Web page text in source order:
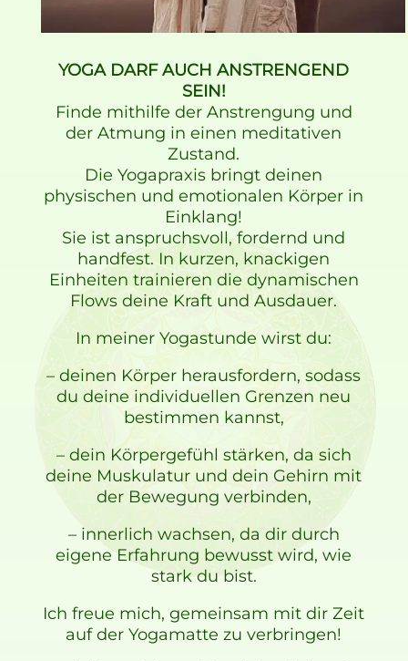
YOGA DARF AUCH ANSTRENGEND
SEIN!
Finde mithilfe der Anstrengung und
der Atmung in einen meditativen
Zustand.
Die Yogapraxis bringt deinen
physischen und emotionalen Körper in
Einklang!
Sie ist anspruchsvoll, fordernd und
handfest. In kurzen, knackigen
Einheiten trainieren die dynamischen
Flows deine Kraft und Ausdauer.
In meiner Yogastunde wirst du:
– deinen Körper herausfordern, sodass
du deine individuellen Grenzen neu
bestimmen kannst,
– dein Körpergefühl stärken, da sich
deine Muskulatur und dein Gehirn mit
der Bewegung verbinden,
– innerlich wachsen, da dir durch
eigene Erfahrung bewusst wird, wie
stark du bist.
Ich freue mich, gemeinsam mit dir Zeit
auf der Yogamatte zu verbringen!